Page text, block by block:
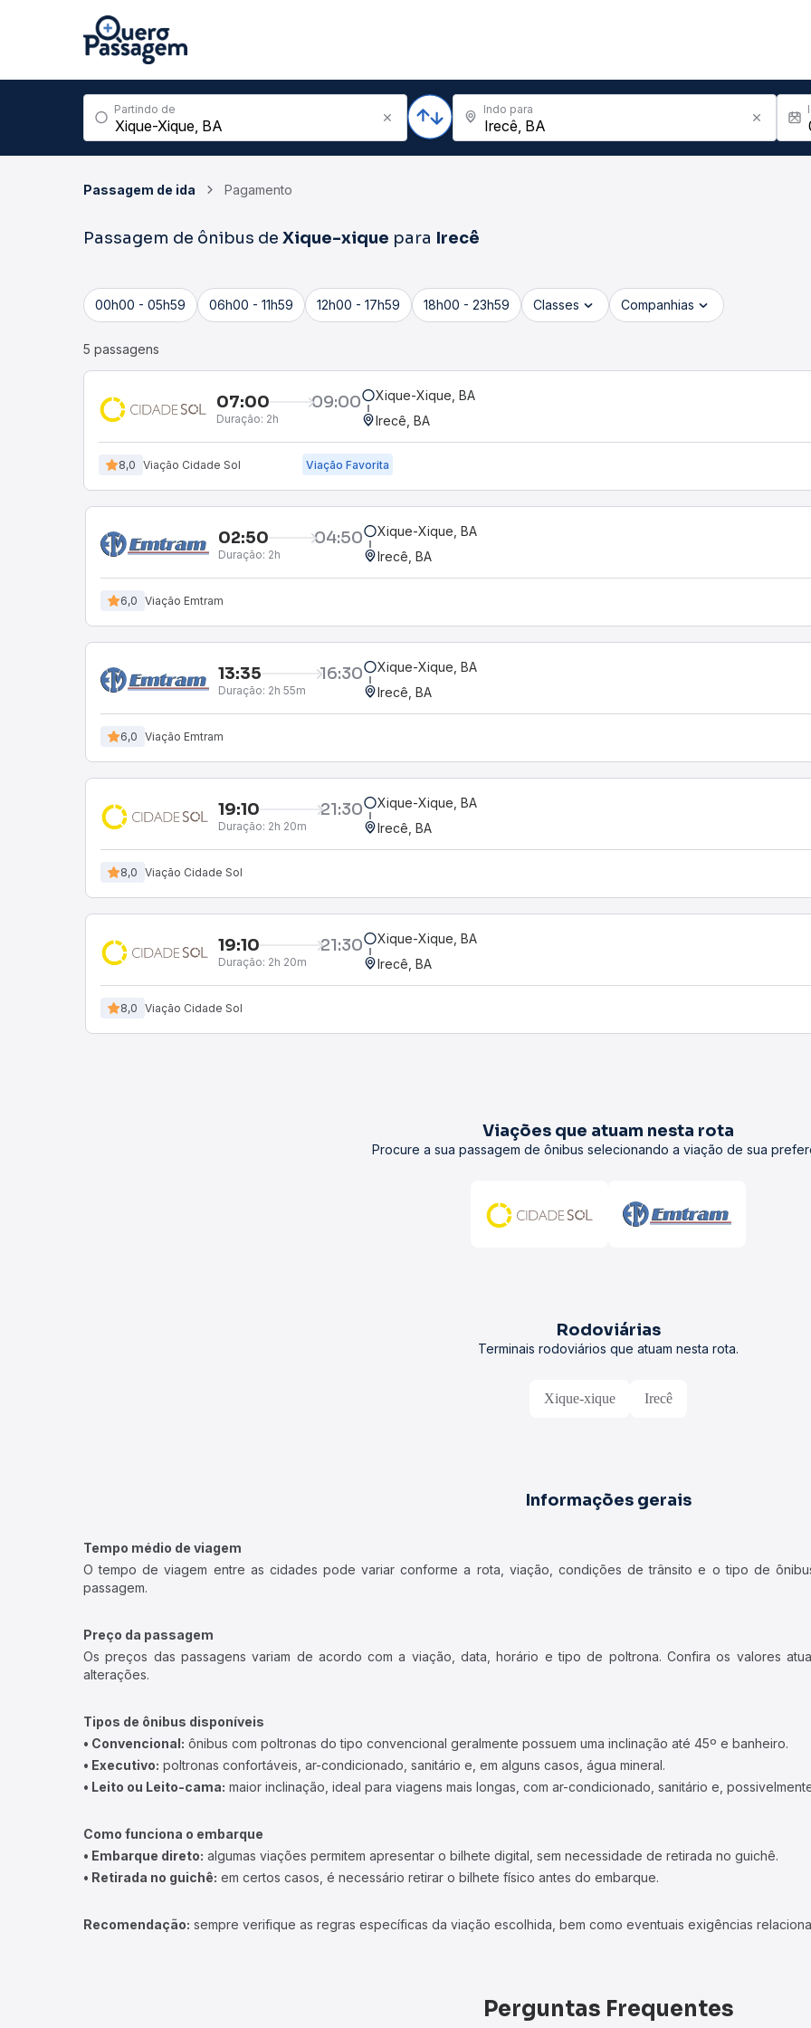
Partindo de Indo para
Passagem de ida Pagamento
Passagem de ônibus de Xique-xique para Irecê
00h00 - 05h59 06h00 - 11h59 12h00 - 17h59 18h00 - 23h59 Classes Companhias
5 passagens
07:00 09:00
Duração: 2h
Xique-Xique, BA
Irecê, BA
8,0 Viação Cidade Sol Viação Favorita
02:50 04:50
Duração: 2h
Xique-Xique, BA
Irecê, BA
6,0 Viação Emtram
13:35 16:30
Duração: 2h 55m
Xique-Xique, BA
Irecê, BA
6,0 Viação Emtram
19:10 21:30
Duração: 2h 20m
Xique-Xique, BA
Irecê, BA
8,0 Viação Cidade Sol
19:10 21:30
Duração: 2h 20m
Xique-Xique, BA
Irecê, BA
8,0 Viação Cidade Sol
Viações que atuam nesta rota
Procure a sua passagem de ônibus selecionando a viação de sua
Rodoviárias
Terminais rodoviários que atuam nesta rota.
Xique-xique Irecê
Informações gerais
Tempo médio de viagem
O tempo de viagem entre as cidades pode variar conforme a rota, viação, condições de trânsito e o tipo de
passagem.
Preço da passagem
Os preços das passagens variam de acordo com a viação, data, horário e tipo de poltrona. Confira os valores
alterações.
Tipos de ônibus disponíveis
• Convencional: ônibus com poltronas do tipo convencional geralmente possuem uma inclinação até 45º e banheiro.
• Executivo: poltronas confortáveis, ar-condicionado, sanitário e, em alguns casos, água mineral.
• Leito ou Leito-cama: maior inclinação, ideal para viagens mais longas, com ar-condicionado, sanitário e,
Como funciona o embarque
• Embarque direto: algumas viações permitem apresentar o bilhete digital, sem necessidade de retirada no guichê.
• Retirada no guichê: em certos casos, é necessário retirar o bilhete físico antes do embarque.
Recomendação: sempre verifique as regras específicas da viação escolhida, bem como eventuais exigências
Perguntas Frequentes